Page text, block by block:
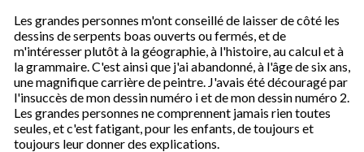
Les grandes personnes m'ont conseillé de laisser de côté les
dessins de serpents boas ouverts ou fermés, et de
m'intéresser plutôt à la géographie, à l'histoire, au calcul et à
la grammaire. C'est ainsi que j'ai abandonné, à l'âge de six ans,
une magnifique carrière de peintre. J'avais été découragé par
l'insuccès de mon dessin numéro i et de mon dessin numéro 2.
Les grandes personnes ne comprennent jamais rien toutes
seules, et c'est fatigant, pour les enfants, de toujours et
toujours leur donner des explications.